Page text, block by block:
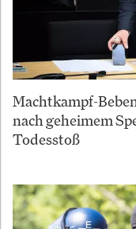
Machtkampf-
nach geheimem
Todesstoß